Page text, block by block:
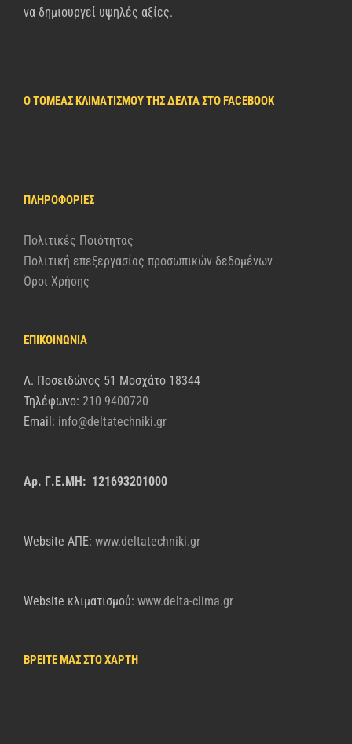
να δημιουργεί υψηλές αξίες.
Ο ΤΟΜΈΑΣ ΚΛΙΜΑΤΙΣΜΟΎ ΤΗΣ ΔΈΛΤΑ ΣΤΟ FACEBOOK
ΠΛΗΡΟΦΟΡΊΕΣ
Πολιτικές Ποιότητας
Πολιτική επεξεργασίας προσωπικών δεδομένων
Όροι Χρήσης
ΕΠΙΚΟΙΝΩΝΙΑ
Λ. Ποσειδώνος 51 Μοσχάτο 18344
Τηλέφωνο: 210 9400720
Email: info@deltatechniki.gr
Αρ. Γ.Ε.ΜΗ: 121693201000
Website AΠΕ: www.deltatechniki.gr
Website κλιματισμού: www.delta-clima.gr
ΒΡΕΙΤΕ ΜΑΣ ΣΤΟ ΧΑΡΤΗ